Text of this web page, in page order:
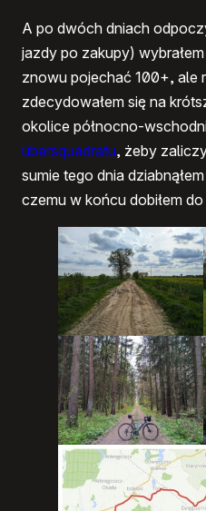
A po dwóch dniach
jazdy po zakupy)
znowu pojechać 100+, ale
zdecydowałem się na
okolice północno-
übersquadratu, żeby
sumie tego dnia
czemu w końcu dobiłem do